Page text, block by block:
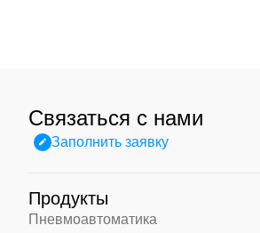
Связаться с нами
Заполнить заявку
Продукты
Пневмоавтоматика